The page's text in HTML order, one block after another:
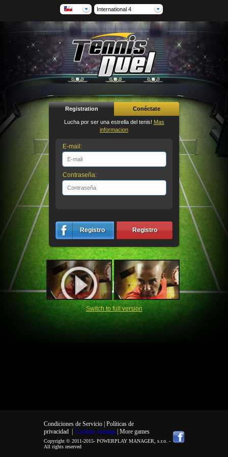
International 4
Registration Conéctate
Lucha por ser una estrella del tenis! Mas
informacion
E-mail:
Contraseña:
Registro Registro
Switch to full version
Condiciones de Servicio | Políticas de
privacidad| Cookies settings | More games
Copyright © 2011-2015- POWERPLAY MANAGER, s.r.o. -
All rights reserved